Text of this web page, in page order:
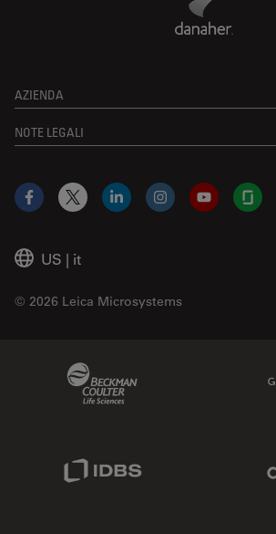
AZIENDA
NOTE LEGALI
US | it
© 2026 Leica Microsystems
Facebook
X LinkedInInstagramYouTube